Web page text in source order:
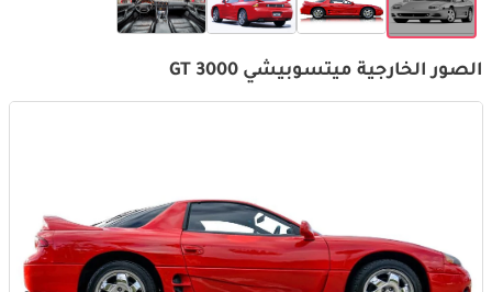
الصور الخارجية ميتسوبيشي 3000 GT